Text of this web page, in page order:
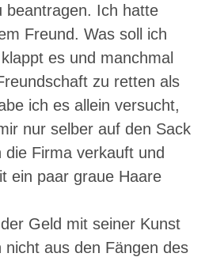
beantragen. Ich hatte
Freund. Was soll ich
es und manchmal
zu retten als
ich es allein versucht,
nur selber auf den Sack
Firma verkauft und
ein paar graue Haare
Geld mit seiner Kunst
aus den Fängen des